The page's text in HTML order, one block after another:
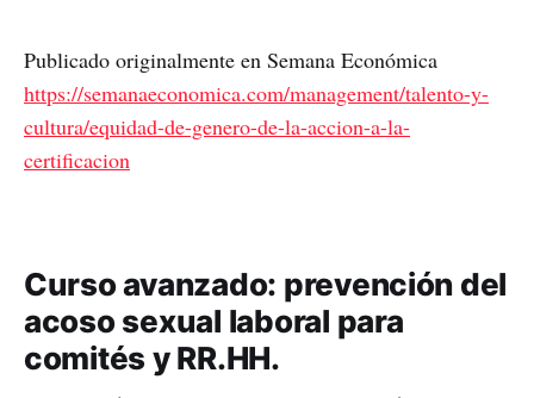
Publicado originalmente en Semana Económica
https://semanaeconomica.com/management/talento-y-
cultura/equidad-de-genero-de-la-accion-a-la-
certificacion
Curso avanzado: prevención del
acoso sexual laboral para
comités y RR.HH.